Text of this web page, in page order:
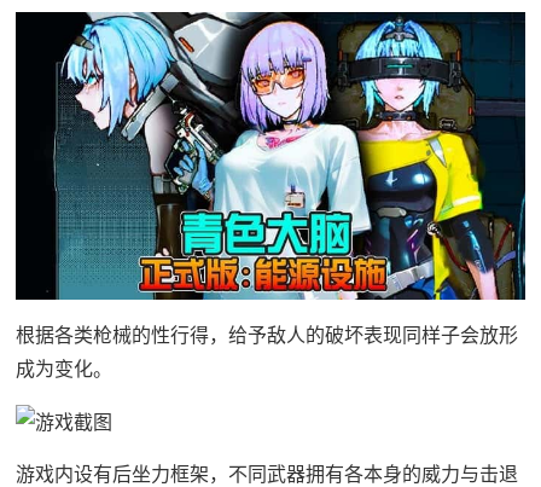
根据各类枪械的性行得，给予敌人的破坏表现同样子会放形
成为变化。
游戏内设有后坐力框架，不同武器拥有各本身的威力与击退